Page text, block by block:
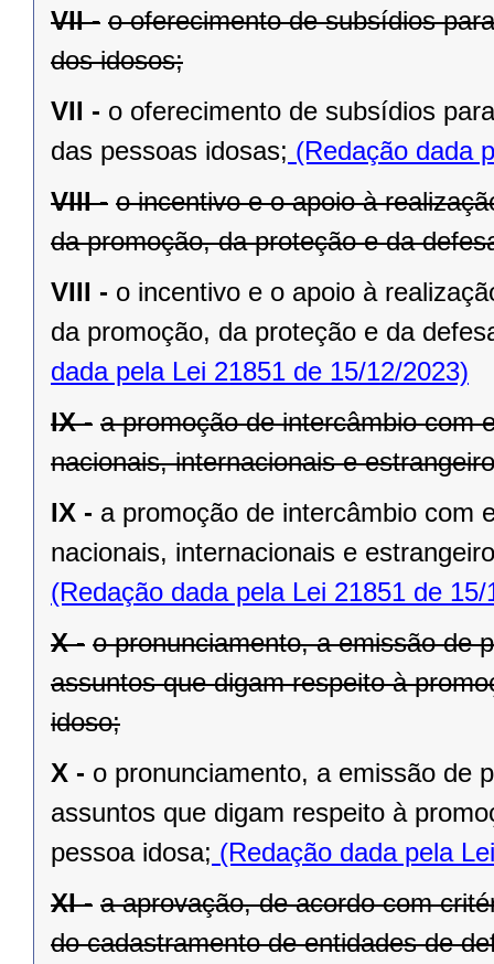
VII - o oferecimento de subsídios
dos idosos;
VII - o oferecimento de subsídios
das pessoas idosas; (Redação dada
VIII - o incentivo e o apoio à
da promoção, da proteção e da
VIII - o incentivo e o apoio à
da promoção, da proteção e da
dada pela Lei 21851 de 15/12/2023)
IX - a promoção de intercâmbio com
nacionais, internacionais e
IX - a promoção de intercâmbio com
nacionais, internacionais e
(Redação dada pela Lei 21851 de 15/
X - o pronunciamento, a emissão de
assuntos que digam respeito à
idoso;
X - o pronunciamento, a emissão de
assuntos que digam respeito à
pessoa idosa; (Redação dada pela
XI - a aprovação, de acordo com
do cadastramento de entidades de